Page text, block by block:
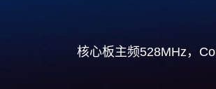
核心板主频528MHz，